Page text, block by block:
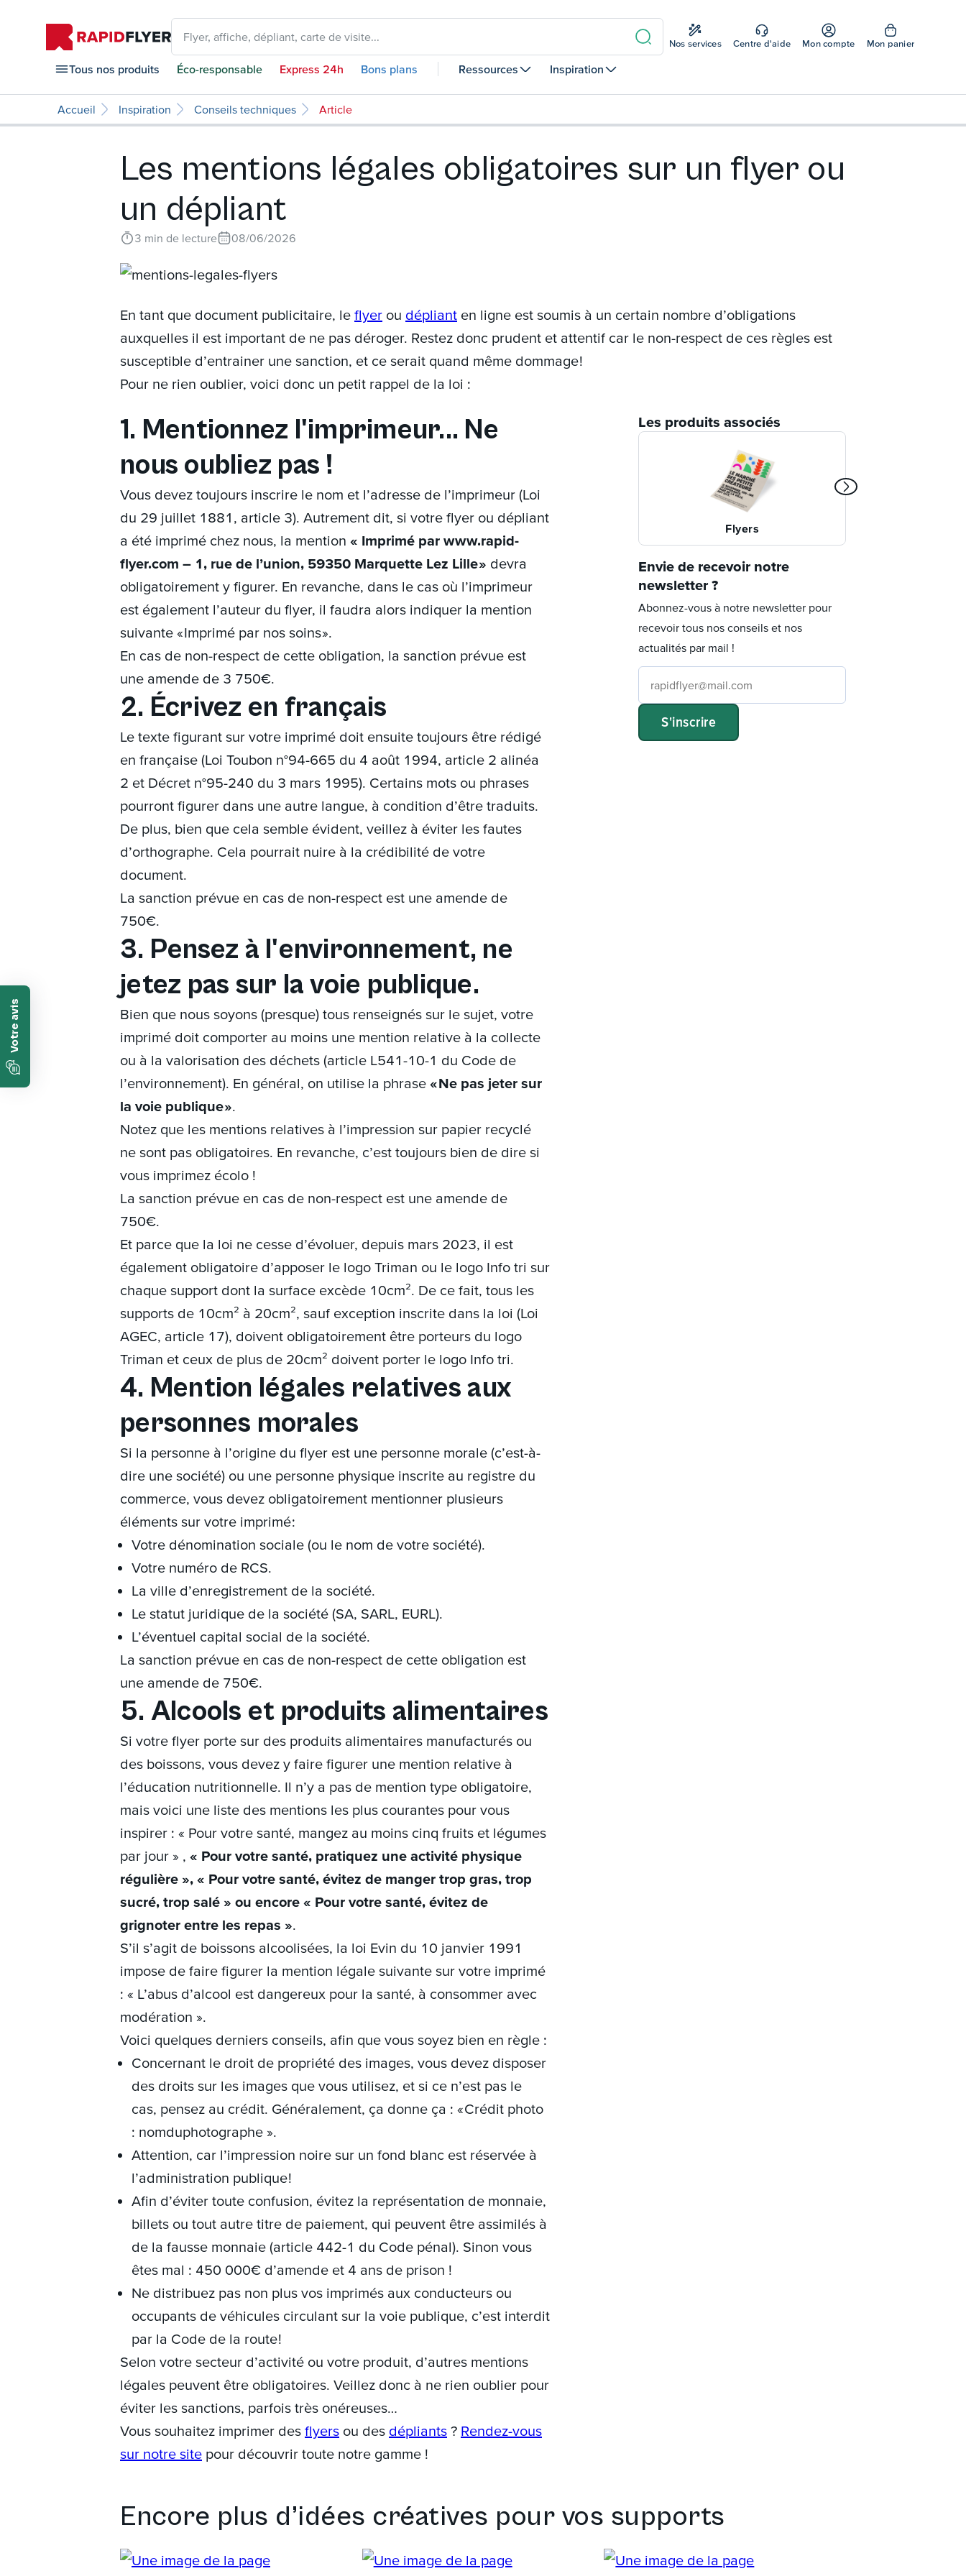
Flyer, affiche, dépliant, carte de visite...
Nos services Centre d'aide Mon compte Mon panier
Tous nos produits Éco-responsable Express 24h Bons plans Ressources Inspiration
Accueil Inspiration Conseils techniques Article
Les mentions légales obligatoires sur un flyer ou
un dépliant
3 min de lecture 08/06/2026
En tant que document publicitaire, le flyer ou dépliant en ligne est soumis à un certain nombre d’obligations
auxquelles il est important de ne pas déroger. Restez donc prudent et attentif car le non-respect de ces règles est
susceptible d’entrainer une sanction, et ce serait quand même dommage !
Pour ne rien oublier, voici donc un petit rappel de la loi :
1. Mentionnez l'imprimeur... Ne
nous oubliez pas !
Vous devez toujours inscrire le nom et l’adresse de l’imprimeur (Loi
du 29 juillet 1881, article 3). Autrement dit, si votre flyer ou dépliant
a été imprimé chez nous, la mention « Imprimé par www.rapid-
flyer.com – 1, rue de l’union, 59350 Marquette Lez Lille » devra
obligatoirement y figurer. En revanche, dans le cas où l’imprimeur
est également l’auteur du flyer, il faudra alors indiquer la mention
suivante « Imprimé par nos soins ».
En cas de non-respect de cette obligation, la sanction prévue est
une amende de 3 750€.
2. Écrivez en français
Le texte figurant sur votre imprimé doit ensuite toujours être rédigé
en française (Loi Toubon n°94-665 du 4 août 1994, article 2 alinéa
2 et Décret n°95-240 du 3 mars 1995). Certains mots ou phrases
pourront figurer dans une autre langue, à condition d’être traduits.
De plus, bien que cela semble évident, veillez à éviter les fautes
d’orthographe. Cela pourrait nuire à la crédibilité de votre
document.
La sanction prévue en cas de non-respect est une amende de
750€.
3. Pensez à l'environnement, ne
jetez pas sur la voie publique.
Bien que nous soyons (presque) tous renseignés sur le sujet, votre
imprimé doit comporter au moins une mention relative à la collecte
ou à la valorisation des déchets (article L541-10-1 du Code de
l’environnement). En général, on utilise la phrase « Ne pas jeter sur
la voie publique ».
Notez que les mentions relatives à l’impression sur papier recyclé
ne sont pas obligatoires. En revanche, c’est toujours bien de dire si
vous imprimez écolo !
La sanction prévue en cas de non-respect est une amende de
750€.
Et parce que la loi ne cesse d’évoluer, depuis mars 2023, il est
également obligatoire d’apposer le logo Triman ou le logo Info tri sur
chaque support dont la surface excède 10cm². De ce fait, tous les
supports de 10cm² à 20cm², sauf exception inscrite dans la loi (Loi
AGEC, article 17), doivent obligatoirement être porteurs du logo
Triman et ceux de plus de 20cm² doivent porter le logo Info tri.
4. Mention légales relatives aux
personnes morales
Si la personne à l’origine du flyer est une personne morale (c’est-à-
dire une société) ou une personne physique inscrite au registre du
commerce, vous devez obligatoirement mentionner plusieurs
éléments sur votre imprimé :
Votre dénomination sociale (ou le nom de votre société).
Votre numéro de RCS.
La ville d’enregistrement de la société.
Le statut juridique de la société (SA, SARL, EURL).
L’éventuel capital social de la société.
La sanction prévue en cas de non-respect de cette obligation est
une amende de 750€.
5. Alcools et produits alimentaires
Si votre flyer porte sur des produits alimentaires manufacturés ou
des boissons, vous devez y faire figurer une mention relative à
l’éducation nutritionnelle. Il n’y a pas de mention type obligatoire,
mais voici une liste des mentions les plus courantes pour vous
inspirer : « Pour votre santé, mangez au moins cinq fruits et légumes
par jour » , « Pour votre santé, pratiquez une activité physique
régulière », « Pour votre santé, évitez de manger trop gras, trop
sucré, trop salé » ou encore « Pour votre santé, évitez de
grignoter entre les repas ».
S’il s’agit de boissons alcoolisées, la loi Evin du 10 janvier 1991
impose de faire figurer la mention légale suivante sur votre imprimé
: « L’abus d’alcool est dangereux pour la santé, à consommer avec
modération ».
Voici quelques derniers conseils, afin que vous soyez bien en règle :
Concernant le droit de propriété des images, vous devez disposer
des droits sur les images que vous utilisez, et si ce n’est pas le
cas, pensez au crédit. Généralement, ça donne ça : « Crédit photo
: nomduphotographe ».
Attention, car l’impression noire sur un fond blanc est réservée à
l’administration publique !
Afin d’éviter toute confusion, évitez la représentation de monnaie,
billets ou tout autre titre de paiement, qui peuvent être assimilés à
de la fausse monnaie (article 442-1 du Code pénal). Sinon vous
êtes mal : 450 000€ d’amende et 4 ans de prison !
Ne distribuez pas non plus vos imprimés aux conducteurs ou
occupants de véhicules circulant sur la voie publique, c’est interdit
par la Code de la route !
Selon votre secteur d’activité ou votre produit, d’autres mentions
légales peuvent être obligatoires. Veillez donc à ne rien oublier pour
éviter les sanctions, parfois très onéreuses…
Vous souhaitez imprimer des flyers ou des dépliants ? Rendez-vous
sur notre site pour découvrir toute notre gamme !
Les produits associés
Flyers
Envie de recevoir notre
newsletter ?
Abonnez-vous à notre newsletter pour
recevoir tous nos conseils et nos
actualités par mail !
S'inscrire
Encore plus d’idées créatives pour vos supports